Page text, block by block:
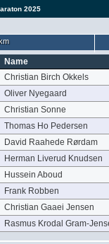
2025
Name
Christian Birch Okkels
Oliver Nyegaard
Christian Sonne
Thomas Ho Pedersen
David Raahede Rørdam
Herman Liverud Knudsen
Hussein Aboud
Frank Robben
Christian Gaaei Jensen
Rasmus Krodal Gram-